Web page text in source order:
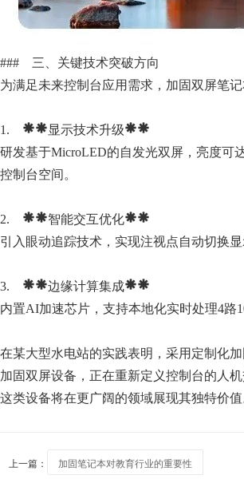
### 三、关键技术突破方向
为满足未来控制台应用需求，加固双屏笔
1. **显示技术升级**
研发基于MicroLED的自发光双屏，亮度可
控制台空间。
2. **智能交互优化**
引入眼动追踪技术，实现注视点自动切换
3. **边缘计算集成**
内置AI加速芯片，支持本地化实时处理4路
在某大型水电站的实践表明，采用定制化
加固双屏设备，正在重新定义控制台的人
这类设备将在更广阔的领域展现其独特价值
上一篇： 加固笔记本对教育行业的重要性